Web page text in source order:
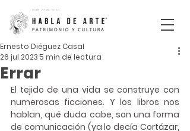
ISSN 2792-5110
Errar
Ernesto Diéguez Casal
26 jul 20235 min de lectura
El tejido de una vida se construye con
numerosas ficciones. Y los libros nos
hablan, qué duda cabe, son una forma
de comunicación (ya lo decía Cortázar,